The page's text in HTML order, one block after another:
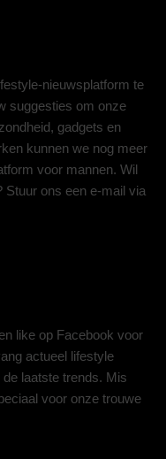
nieuwsplatform te
suggesties om onze
gadgets en
kunnen we nog meer
voor mannen. Wil
Stuur ons een e-mail via
like op Facebook voor
actueel lifestyle
laatste trends. Mis
voor onze trouwe